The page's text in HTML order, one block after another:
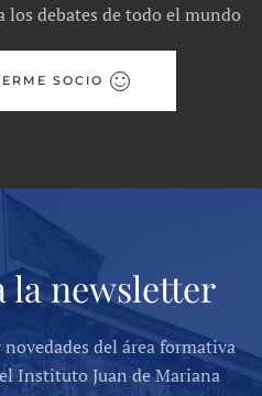
los debates de todo el mundo
SOCIO
la newsletter
del área formativa
Instituto Juan de Mariana